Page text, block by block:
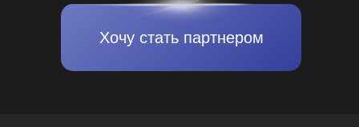
Хочу стать партнером